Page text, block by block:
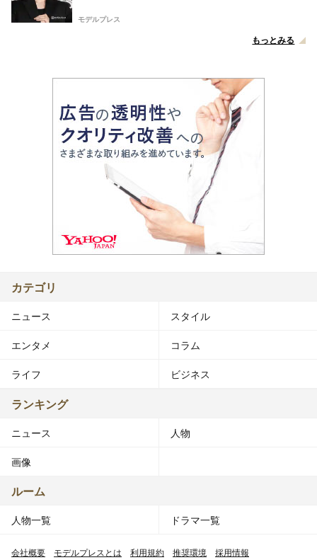
モデルプレス
もっとみる
カテゴリ
ニュース スタイル
エンタメ コラム
ライフ ビジネス
ランキング
ニュース 人物
画像
ルーム
人物一覧 ドラマ一覧
会社概要 モデルプレスとは 利用規約 推奨環境 採用情報